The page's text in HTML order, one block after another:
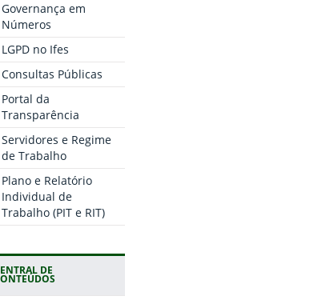
Governança em
Números
LGPD no Ifes
Consultas Públicas
Portal da
Transparência
Servidores e Regime
de Trabalho
Plano e Relatório
Individual de
Trabalho (PIT e RIT)
DE